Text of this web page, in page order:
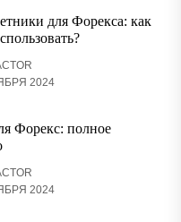
для Форекса: как
2024
Форекс: полное
2024